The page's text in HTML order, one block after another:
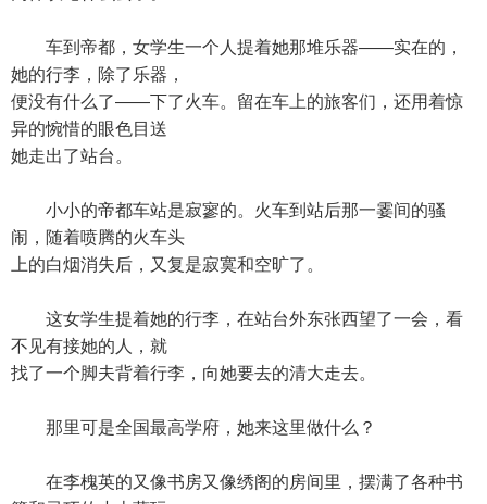
车到帝都，女学生一个人提着她那堆乐器——实在的，
她的行李，除了乐器，
便没有什么了——下了火车。留在车上的旅客们，还用着惊
异的惋惜的眼色目送
她走出了站台。
小小的帝都车站是寂寥的。火车到站后那一霎间的骚
闹，随着喷腾的火车头
上的白烟消失后，又复是寂寞和空旷了。
这女学生提着她的行李，在站台外东张西望了一会，看
不见有接她的人，就
找了一个脚夫背着行李，向她要去的清大走去。
那里可是全国最高学府，她来这里做什么？
在李槐英的又像书房又像绣阁的房间里，摆满了各种书